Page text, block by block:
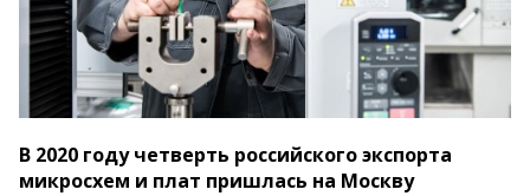
В 2020 году четверть российского экспорта
микросхем и плат пришлась на Москву